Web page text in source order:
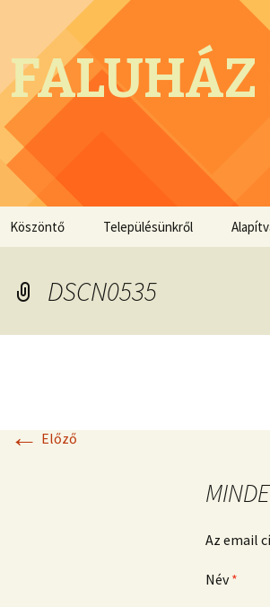
Megszakítás
Köszöntő Településünkről
DSCN0535
← Előző
Az email
Név*